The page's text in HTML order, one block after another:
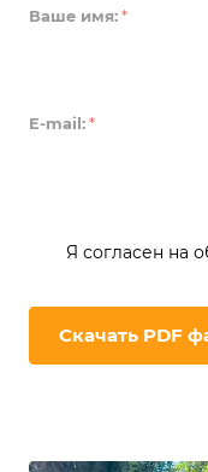
Ваше имя:*
E-mail:*
Я согласен на
Скачать PDF